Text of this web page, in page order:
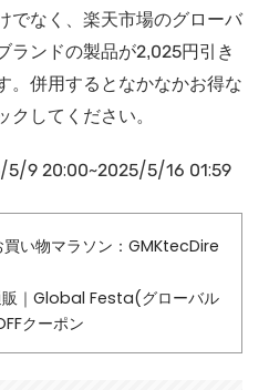
でなく、楽天市場のグローバ
ランドの製品が2,025円引き
。併用するとなかなかお得な
してください。
5/9 20:00~2025/5/16 01:59
買い物マラソン：GMKtecDire
販｜Global Festa(グローバル
クーポン